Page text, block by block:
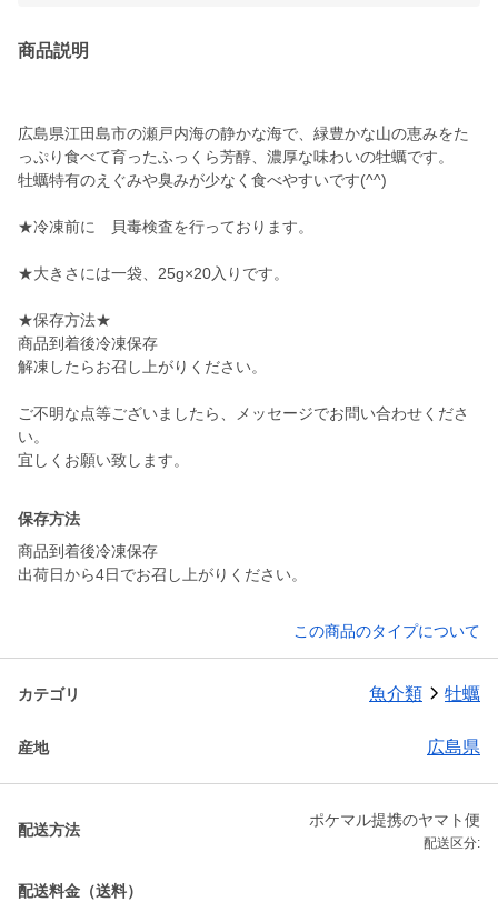
商品説明
広島県江田島市の瀬戸内海の静かな海で、緑豊かな山の恵みをた
っぷり食べて育ったふっくら芳醇、濃厚な味わいの牡蠣です。
牡蠣特有のえぐみや臭みが少なく食べやすいです(^^)
★冷凍前に 貝毒検査を行っております。
★大きさには一袋、25g×20入りです。
★保存方法★
商品到着後冷凍保存
解凍したらお召し上がりください。
ご不明な点等ございましたら、メッセージでお問い合わせくださ
い。
宜しくお願い致します。
保存方法
商品到着後冷凍保存
出荷日から4日でお召し上がりください。
この商品のタイプについて
カテゴリ 魚介類 牡蠣
産地 広島県
配送方法
ポケマル提携のヤマト便
配送区分:
配送料金（送料）